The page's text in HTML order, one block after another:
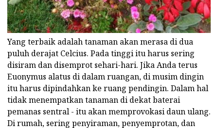
Yang terbaik adalah tanaman akan merasa di dua
puluh derajat Celcius. Pada tinggi itu harus sering
disiram dan disemprot sehari-hari. Jika Anda terus
Euonymus alatus di dalam ruangan, di musim dingin
itu harus dipindahkan ke ruang pendingin. Dalam hal
tidak menempatkan tanaman di dekat baterai
pemanas sentral - itu akan memprovokasi daun ulang.
Di rumah, sering penyiraman, penyemprotan, dan